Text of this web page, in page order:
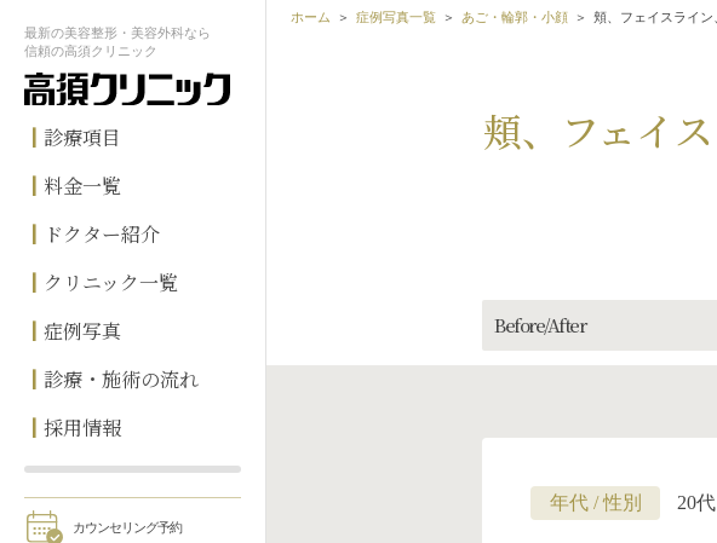
最新の美容整形・美容外科なら
信頼の高須クリニック
診療項目
料金一覧
ドクター紹介
クリニック一覧
症例写真
診療・施術の流れ
採用情報
カウンセリング予約
ホーム 症例写真一覧 あご・輪郭・小顔 頬、フェイスライ
頬、フェイ
Before/After
年代 / 性別 20